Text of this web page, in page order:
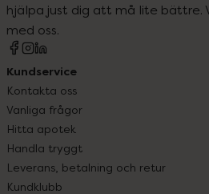
hjälpa just dig att må lite bättre.
med oss.
Kundservice
Kontakta oss
Vanliga frågor
Hitta apotek
Handla tryggt
Leverans, betalning och retur
Kundklubb